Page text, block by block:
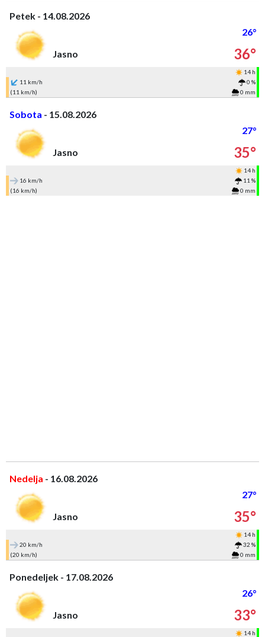
Petek - 14.08.2026
26°
Jasno
36°
14 h
11 km/h
0 %
(11 km/h)
0 mm
Sobota - 15.08.2026
27°
Jasno
35°
14 h
16 km/h
11 %
(16 km/h)
0 mm
Nedelja - 16.08.2026
27°
Jasno
35°
14 h
20 km/h
32 %
(20 km/h)
0 mm
Ponedeljek - 17.08.2026
26°
Jasno
33°
14 h